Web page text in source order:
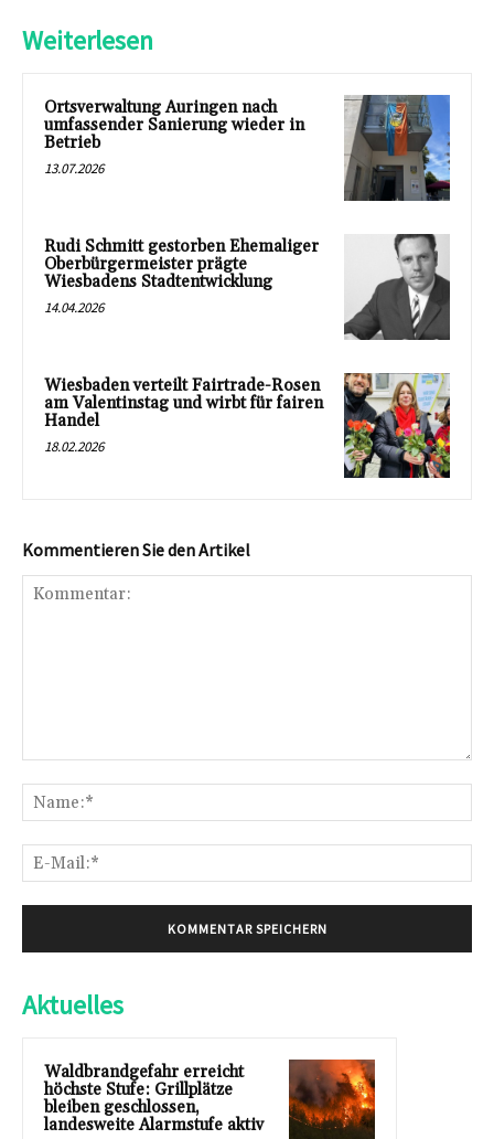
Weiterlesen
Ortsverwaltung Auringen nach
umfassender Sanierung wieder in
Betrieb
13.07.2026
Rudi Schmitt gestorben Ehemaliger
Oberbürgermeister prägte
Wiesbadens Stadtentwicklung
14.04.2026
Wiesbaden verteilt Fairtrade-Rosen
am Valentinstag und wirbt für fairen
Handel
18.02.2026
Kommentieren Sie den Artikel
Aktuelles
Waldbrandgefahr erreicht
höchste Stufe: Grillplätze
bleiben geschlossen,
landesweite Alarmstufe aktiv